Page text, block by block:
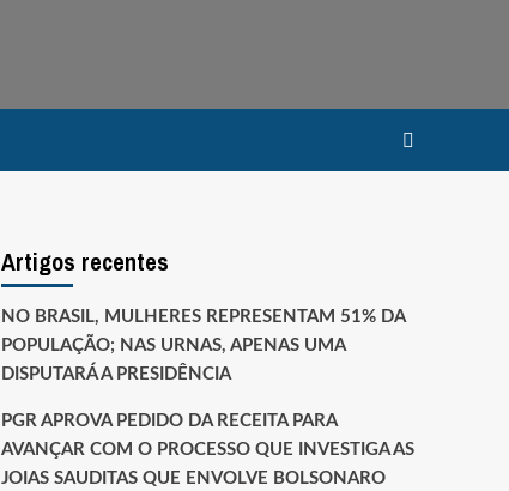
Artigos recentes
NO BRASIL, MULHERES REPRESENTAM 51% DA
POPULAÇÃO; NAS URNAS, APENAS UMA
DISPUTARÁ A PRESIDÊNCIA
PGR APROVA PEDIDO DA RECEITA PARA
AVANÇAR COM O PROCESSO QUE INVESTIGA AS
JOIAS SAUDITAS QUE ENVOLVE BOLSONARO